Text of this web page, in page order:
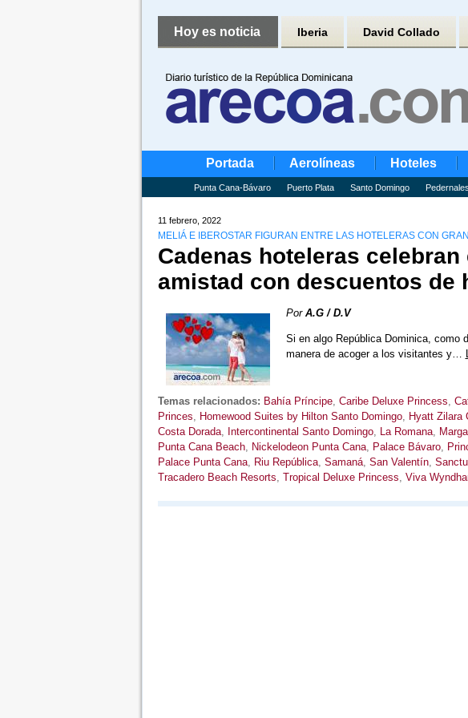
Hoy es noticia Iberia David Collado
Portada Aerolíneas Hoteles
Punta Cana-Bávaro Puerto Plata Santo Domingo
11 febrero, 2022
MELIÁ E IBEROSTAR FIGURAN ENTRE LAS HOTELERAS CON
Cadenas hoteleras celebran
amistad con descuentos de
Por A.G / D.V
Si en algo República Dominica, como
manera de acoger a los visitantes y…
Temas relacionados: Bahía Príncipe, Caribe Deluxe Princess,
Princes, Homewood Suites by Hilton Santo Domingo, Hyatt Zilara
Costa Dorada, Intercontinental Santo Domingo, La Romana,
Punta Cana Beach, Nickelodeon Punta Cana, Palace Bávaro,
Palace Punta Cana, Riu República, Samaná, San Valentín,
Tracadero Beach Resorts, Tropical Deluxe Princess, Viva